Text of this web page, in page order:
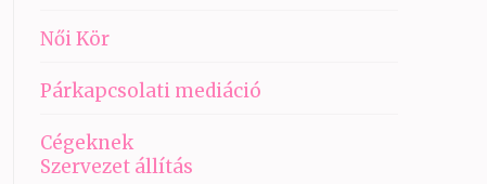
Női Kör
Párkapcsolati mediáció
Cégeknek
Szervezet állítás